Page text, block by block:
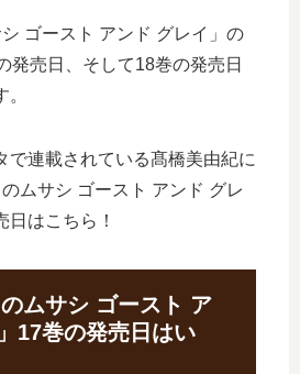
ゴースト アンド グレイ」の
発売日、そして18巻の発売日
で連載されている髙橋美由紀に
ムサシ ゴースト アンド グレ
日はこちら！
ムサシ ゴースト ア
17巻の発売日はい